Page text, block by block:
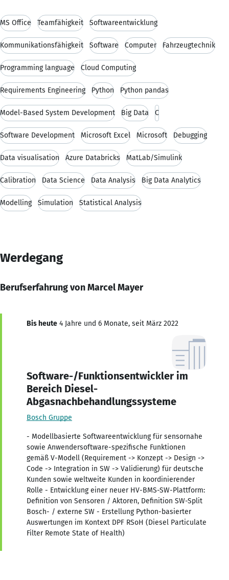
MS Office Teamfähigkeit Softwareentwicklung
Kommunikationsfähigkeit Software Computer Fahrzeugtechnik
Programming language Cloud Computing
Requirements Engineering Python Python pandas
Model-Based System Development Big Data C
Software Development Microsoft Excel Microsoft Debugging
Data visualisation Azure Databricks MatLab/Simulink
Calibration Data Science Data Analysis Big Data Analytics
Modelling Simulation Statistical Analysis
Werdegang
Berufserfahrung von Marcel Mayer
Bis heute 4 Jahre und 6 Monate, seit März 2022
Software-/Funktionsentwickler im
Bereich Diesel-
Abgasnachbehandlungssysteme
Bosch Gruppe
- Modellbasierte Softwareentwicklung für sensornahe
sowie Anwendersoftware-spezifische Funktionen
gemäß V-Modell (Requirement -> Konzept -> Design ->
Code -> Integration in SW -> Validierung) für deutsche
Kunden sowie weltweite Kunden in koordinierender
Rolle - Entwicklung einer neuer HV-BMS-SW-Plattform:
Definition von Sensoren / Aktoren, Definition SW-Split
Bosch- / externe SW - Erstellung Python-basierter
Auswertungen im Kontext DPF RSoH (Diesel Particulate
Filter Remote State of Health)